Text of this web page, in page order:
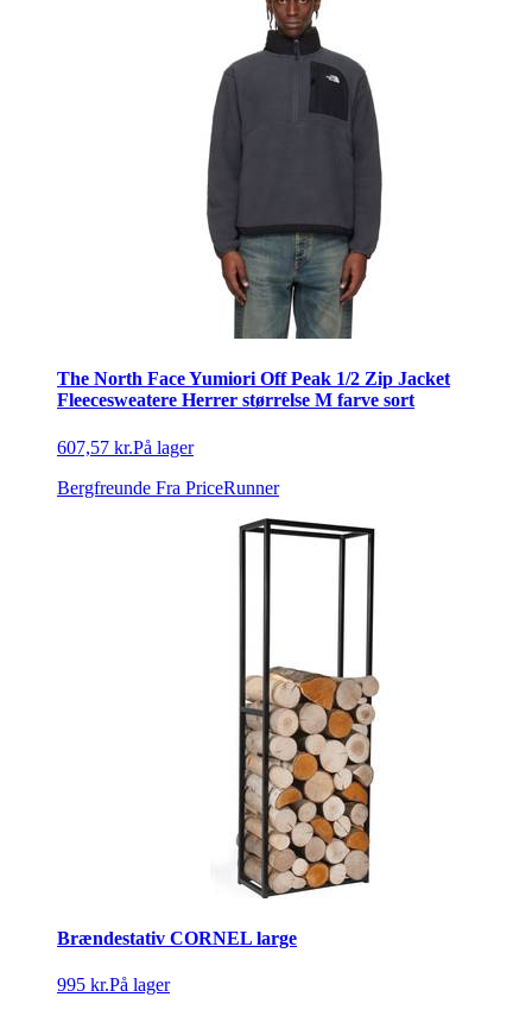
The North Face Yumiori Off Peak 1/2 Zip Jacket
Fleecesweatere Herrer størrelse M farve sort
607,57 kr.På lager
Bergfreunde Fra PriceRunner
Brændestativ CORNEL large
995 kr.På lager